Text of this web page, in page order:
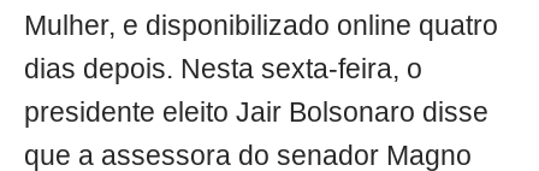
Mulher, e disponibilizado online quatro
dias depois. Nesta sexta-feira, o
presidente eleito Jair Bolsonaro disse
que a assessora do senador Magno